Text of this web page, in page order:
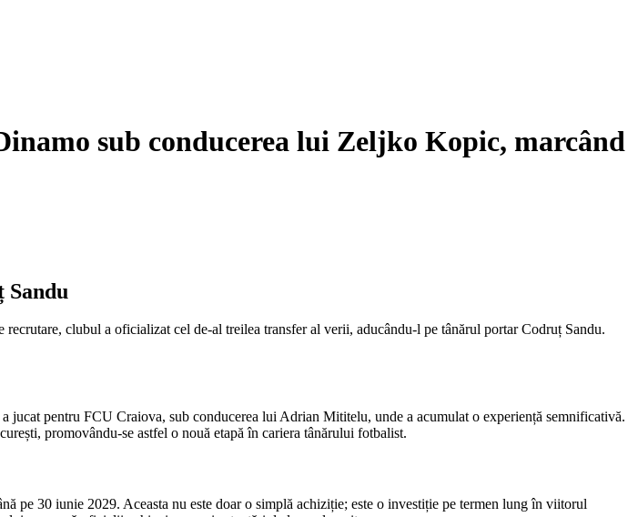
sub conducerea lui Zeljko Kopic, marcând
clubul a oficializat cel de-al treilea transfer al verii, aducându-l pe tânărul portar Codruț Sandu.
pentru FCU Craiova, sub conducerea lui Adrian Mititelu, unde a acumulat o experiență semnificativă.
promovându-se astfel o nouă etapă în cariera tânărului fotbalist.
pe 30 iunie 2029. Aceasta nu este doar o simplă achiziție; este o investiție pe termen lung în viitorul